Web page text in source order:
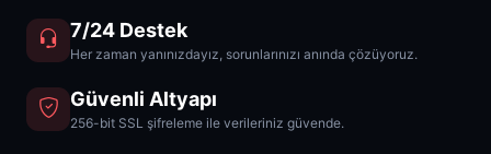
7/24 Destek
Her zaman yanınızdayız, sorunlarınızı anında çözüyoruz.
Güvenli Altyapı
256-bit SSL şifreleme ile verileriniz güvende.